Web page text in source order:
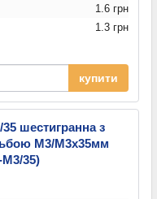
1.6 грн
1.3 грн
купити
шестигранна з
М3/М3х35мм
35)